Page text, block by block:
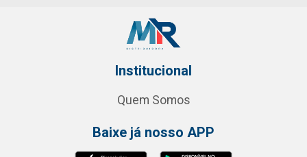
Institucional
Quem Somos
Baixe já nosso APP